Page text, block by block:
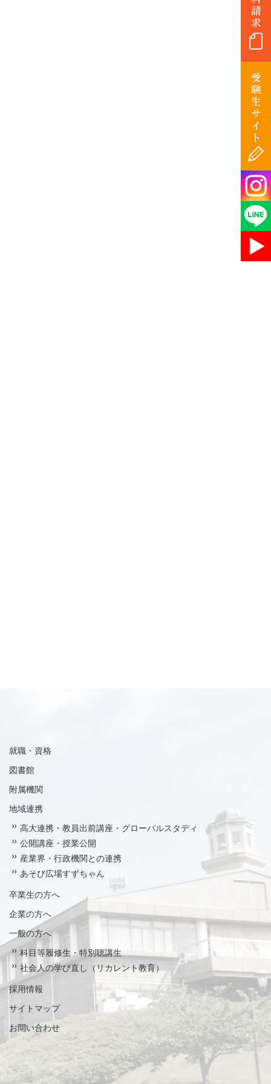
請
求
受
験
生
サ
イ
ト
就職・資格
図書館
附属機関
地域連携
高大連携・教員出前講座・グローバルスタディ
公開講座・授業公開
産業界・行政機関との連携
あそび広場すずちゃん
卒業生の方へ
企業の方へ
一般の方へ
科目等履修生・特別聴講生
社会人の学び直し（リカレント教育）
採用情報
サイトマップ
お問い合わせ